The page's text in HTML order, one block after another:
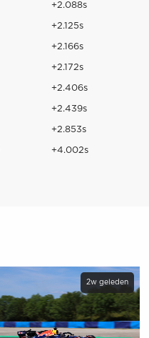
+2.088s
+2.125s
+2.166s
+2.172s
+2.406s
+2.439s
+2.853s
+4.002s
2w geleden